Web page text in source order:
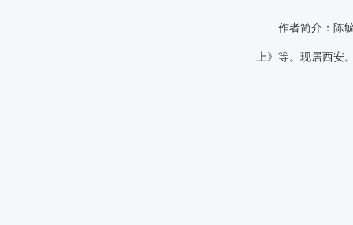
作者简介：陈毓
上》等。现居西安